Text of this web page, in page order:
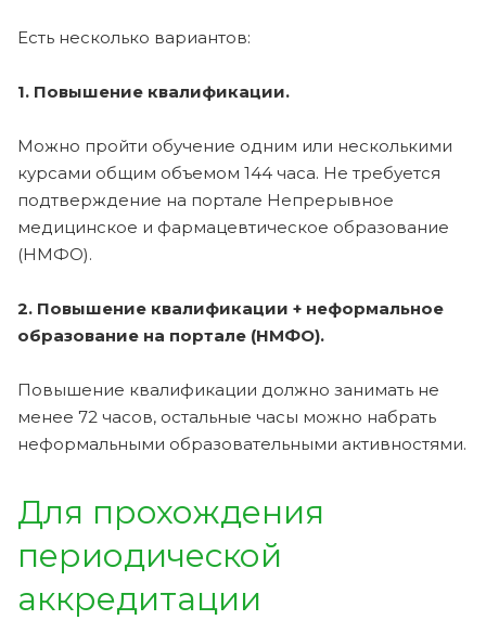
Есть несколько вариантов:
1. Повышение квалификации.
Можно пройти обучение одним или несколькими
курсами общим объемом 144 часа. Не требуется
подтверждение на портале Непрерывное
медицинское и фармацевтическое образование
(НМФО).
2. Повышение квалификации + неформальное
образование на портале (НМФО).
Повышение квалификации должно занимать не
менее 72 часов, остальные часы можно набрать
неформальными образовательными активностями.
Для прохождения
периодической
аккредитации